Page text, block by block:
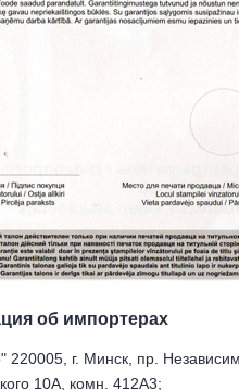
об импортерах
220005, г. Минск, пр.
10А, комн. 412А3;